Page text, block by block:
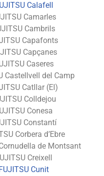
Calafell
Camarles
Cambrils
Capafonts
Capçanes
Caseres
Castellvell del Camp
Catllar (El)
Colldejou
Conesa
Constantí
Corbera d’Ebre
de Montsant
Creixell
Cunit